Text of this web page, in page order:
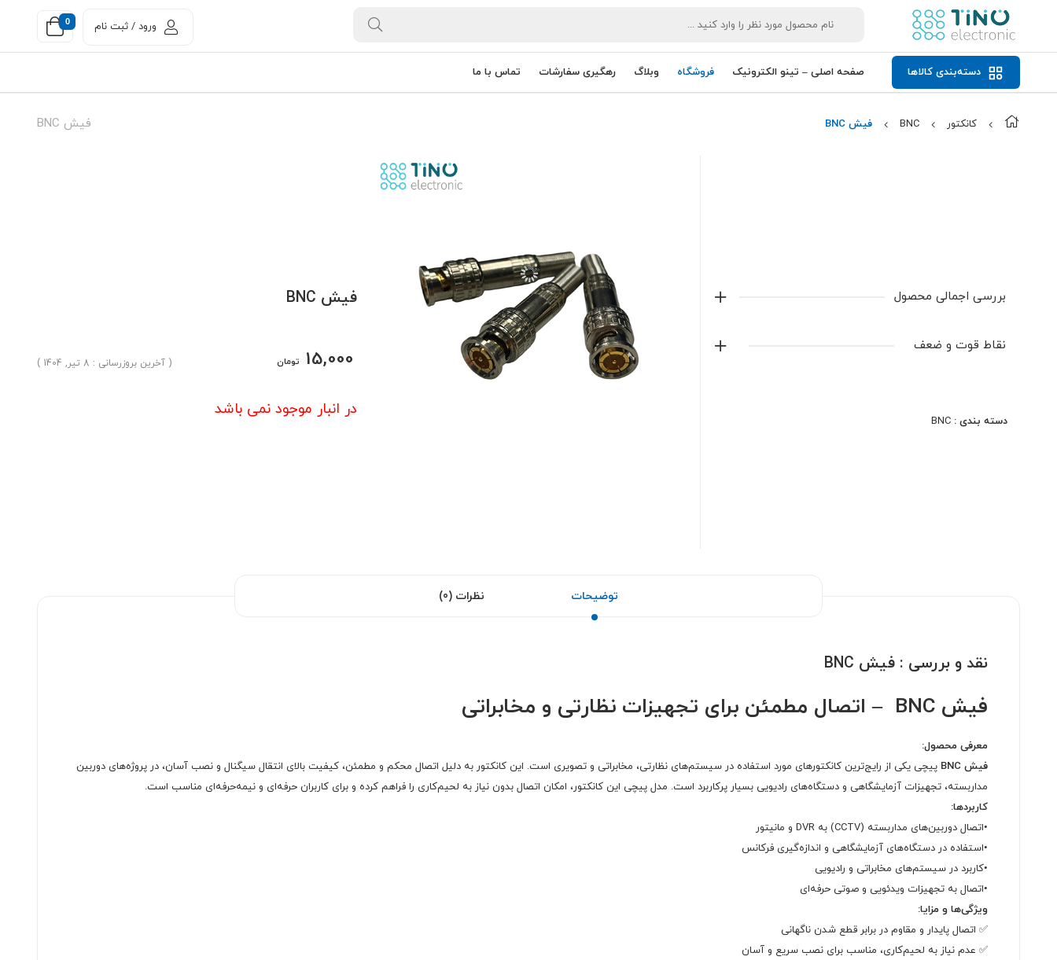
0 ورود / ثبت نام
دسته‌بندی کالاها صفحه اصلی – تینو الکترونیک فروشگاه وبلاگ رهگیری سفارشات تماس با ما
فیش BNC کانکتور BNC فیش BNC
بررسی اجمالی محصول
سیستم‌های نظارتی، مخابراتی و تصویری است. این
مداربسته، تجهیزات آزمایشگاهی و دستگاه‌های رادیویی
نقاط قوت و ضعف
دسته بندی : BNC
فیش BNC
15,000 تومان ( آخرین بروزرسانی : 8 تیر, 1404 )
در انبار موجود نمی باشد
توضیحات نظرات (0)
نقد و بررسی : فیش BNC
فیش BNC – اتصال مطمئن برای تجهیزات نظارتی و مخابراتی
معرفی محصول:
فیش BNC
پیچی یکی از رایج‌ترین کانکتورهای مورد استفاده در سیستم‌های نظارتی، مخابراتی و تصویری است. این کانکتور به دلیل اتصال محکم و مطمئن، کیفیت بالای انتقال سیگنال و نصب آسان، در پروژه‌های دوربین
مداربسته، تجهیزات آزمایشگاهی و دستگاه‌های رادیویی بسیار پرکاربرد است. مدل پیچی این کانکتور، امکان اتصال بدون نیاز به لحیم‌کاری را فراهم کرده و برای کاربران حرفه‌ای و نیمه‌حرفه‌ای مناسب است.
کاربردها:
•اتصال دوربین‌های مداربسته (CCTV) به DVR و مانیتور
•استفاده در دستگاه‌های آزمایشگاهی و اندازه‌گیری فرکانس
•کاربرد در سیستم‌های مخابراتی و رادیویی
•اتصال به تجهیزات ویدئویی و صوتی حرفه‌ای
ویژگی‌ها و مزایا:
✅ اتصال پایدار و مقاوم در برابر قطع شدن ناگهانی
✅ عدم نیاز به لحیم‌کاری، مناسب برای نصب سریع و آسان